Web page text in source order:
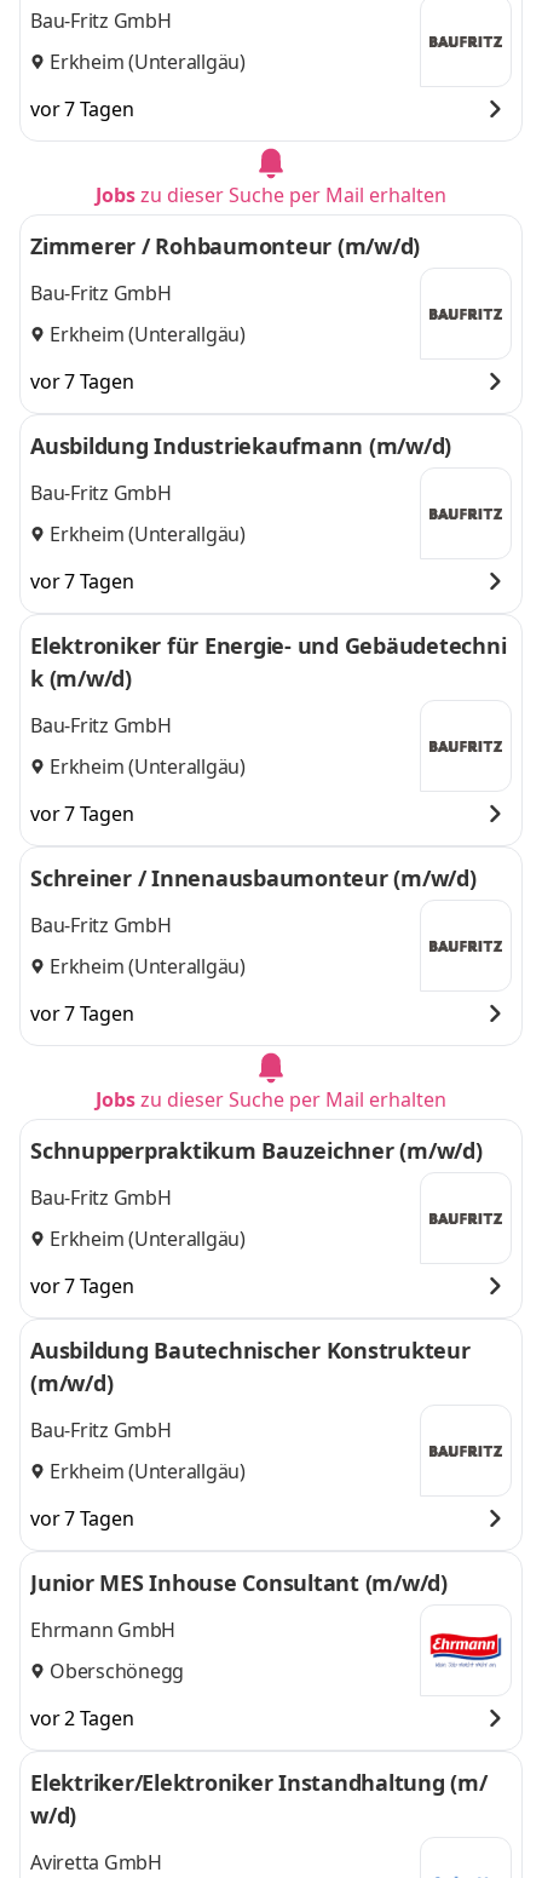
Bau-Fritz GmbH
Erkheim (Unterallgäu)
vor 7 Tagen
Jobszu dieser Suche per Mail erhalten
Zimmerer / Rohbaumonteur (m/w/d)
Bau-Fritz GmbH
Erkheim (Unterallgäu)
vor 7 Tagen
Ausbildung Industriekaufmann (m/w/d)
Bau-Fritz GmbH
Erkheim (Unterallgäu)
vor 7 Tagen
Elektroniker für Energie- und Gebäudetechni
k (m/w/d)
Bau-Fritz GmbH
Erkheim (Unterallgäu)
vor 7 Tagen
Schreiner / Innenausbaumonteur (m/w/d)
Bau-Fritz GmbH
Erkheim (Unterallgäu)
vor 7 Tagen
Jobszu dieser Suche per Mail erhalten
Schnupperpraktikum Bauzeichner (m/w/d)
Bau-Fritz GmbH
Erkheim (Unterallgäu)
vor 7 Tagen
Ausbildung Bautechnischer Konstrukteur
(m/w/d)
Bau-Fritz GmbH
Erkheim (Unterallgäu)
vor 7 Tagen
Junior MES Inhouse Consultant (m/w/d)
Ehrmann GmbH
Oberschönegg
vor 2 Tagen
Elektriker/Elektroniker Instandhaltung (m/
w/d)
Aviretta GmbH